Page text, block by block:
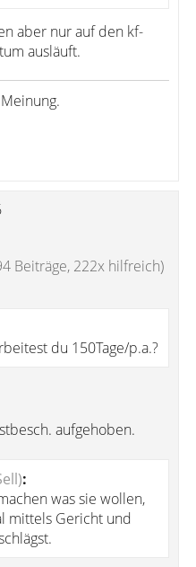
aber nur auf den kf-
ausläuft.
Beiträge, 222x hilfreich)
du 150Tage/p.a.?
aufgehoben.
:
was sie wollen,
mittels Gericht und